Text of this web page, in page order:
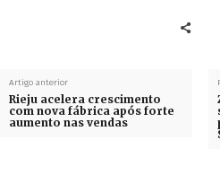
Artigo anterior
Rieju acelera crescimento
com nova fábrica após forte
aumento nas vendas